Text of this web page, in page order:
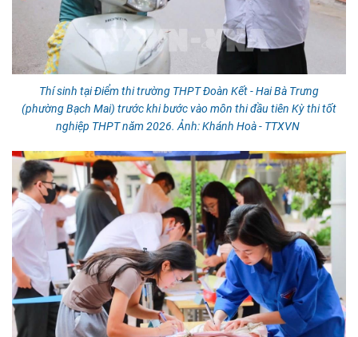
Thí sinh tại Điểm thi trường THPT Đoàn Kết - Hai Bà Trưng
(phường Bạch Mai) trước khi bước vào môn thi đầu tiên Kỳ thi tốt
nghiệp THPT năm 2026. Ảnh: Khánh Hoà - TTXVN